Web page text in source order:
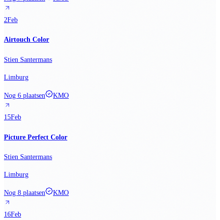
2Feb
Airtouch Color
Stien Santermans
Limburg
Nog 6 plaatsen KMO
15Feb
Picture Perfect Color
Stien Santermans
Limburg
Nog 8 plaatsen KMO
16Feb